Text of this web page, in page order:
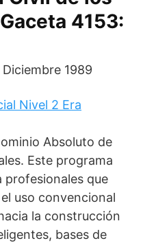
4153:
1989
Nivel 2 Era
Absoluto de
Este programa
profesionales que
uso convencional
la construcción
bases de